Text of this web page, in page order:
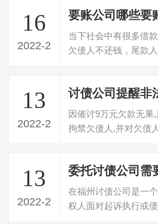
16
2022-2
要账公司哪些要
当下社会中有很多借
欠债人不还钱，尾款
13
2022-2
因催讨9万元欠款无果
拘禁欠债人,并对欠债
13
2022-2
委托讨债公司需
在福州讨债公司是一
权人面对起诉执行或